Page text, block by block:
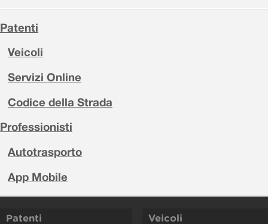
Patenti
Veicoli
Servizi Online
Codice della Strada
Professionisti
Autotrasporto
App Mobile
Patenti Veicoli